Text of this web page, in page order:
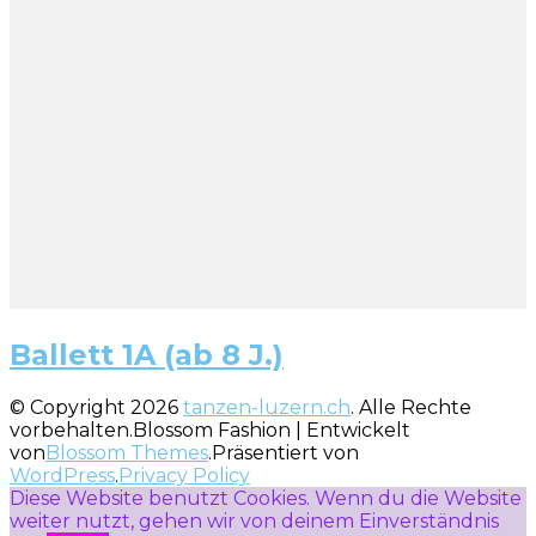
Ballett 1A (ab 8 J.)
© Copyright 2026 tanzen-luzern.ch. Alle Rechte
vorbehalten.Blossom Fashion | Entwickelt
vonBlossom Themes.Präsentiert von
WordPress.Privacy Policy
Diese Website benutzt Cookies. Wenn du die Website
weiter nutzt, gehen wir von deinem Einverständnis